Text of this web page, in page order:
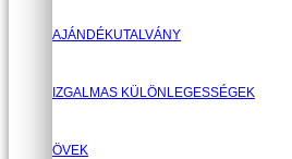
AJÁNDÉKUTALVÁNY
IZGALMAS KÜLÖNLEGESSÉGEK
ÖVEK